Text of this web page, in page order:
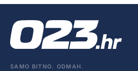
SAMO BITNO. ODMAH.